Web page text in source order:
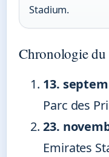
Stadium.
Chronologie du
13.
Parc des
23.
Emirates